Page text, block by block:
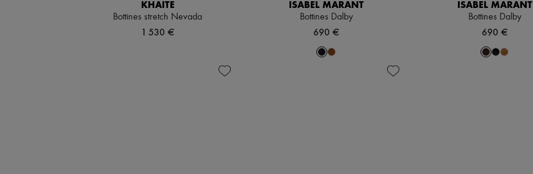
KHAITE
Bottines stretch Nevada
1 530 €
ISABEL MARANT
Bottines Dalby
690 €
ISABEL MARANT
Bottines Dalby
690 €